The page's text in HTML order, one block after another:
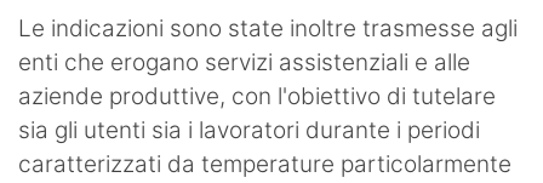
Le indicazioni sono state inoltre trasmesse agli
enti che erogano servizi assistenziali e alle
aziende produttive, con l'obiettivo di tutelare
sia gli utenti sia i lavoratori durante i periodi
caratterizzati da temperature particolarmente